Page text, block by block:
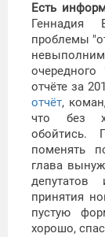
Есть
Геннадия
проблемы
отчёте за
отчёт,
что без
обойтись.
поменять
глава
принятия
пустую
хорошо,